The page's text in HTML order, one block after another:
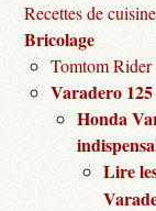
Recettes de cuisine
Bricolage
Tomtom Rider
Varadero 125
Honda
Lire